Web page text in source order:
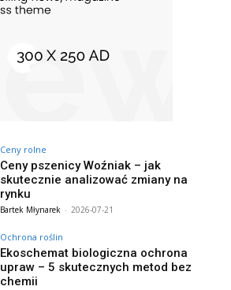
Ceny rolne
Ceny pszenicy Woźniak – jak
skutecznie analizować zmiany na
rynku
Bartek Młynarek - 2026-07-21
Ochrona roślin
Ekoschemat biologiczna ochrona
upraw – 5 skutecznych metod bez
chemii